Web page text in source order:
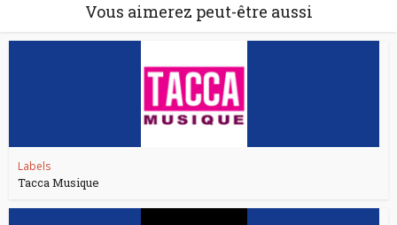
Vous aimerez peut-être aussi
Labels
Tacca Musique